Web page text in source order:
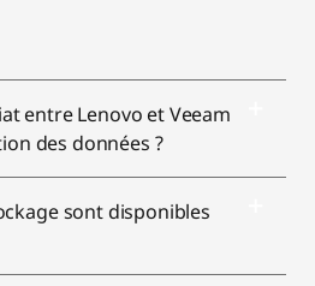
entre Lenovo et Veeam
des données ?
sont disponibles